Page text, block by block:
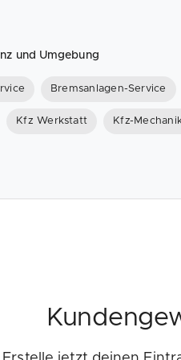
und Umgebung
Bremsanlagen-Service
Kfz Werkstatt Kfz-